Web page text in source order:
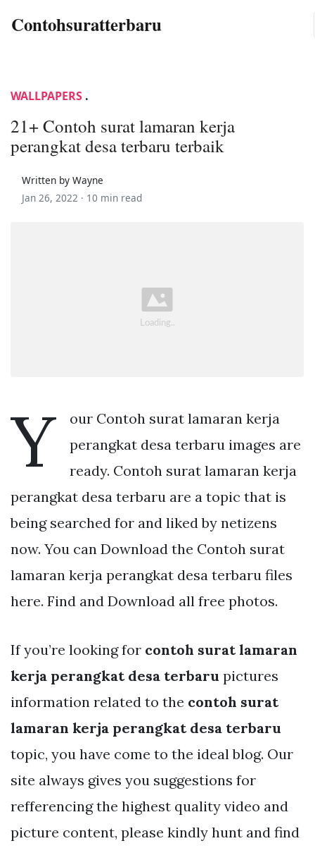
Contohsuratterbaru
WALLPAPERS .
21+ Contoh surat lamaran kerja
perangkat desa terbaru terbaik
Written by Wayne
Jan 26, 2022 · 10 min read
Y
our Contoh surat lamaran kerja
perangkat desa terbaru images are
ready. Contoh surat lamaran kerja
perangkat desa terbaru are a topic that is
being searched for and liked by netizens
now. You can Download the Contoh surat
lamaran kerja perangkat desa terbaru files
here. Find and Download all free photos.
If you’re looking for contoh surat lamaran
kerja perangkat desa terbaru pictures
information related to the contoh surat
lamaran kerja perangkat desa terbaru
topic, you have come to the ideal blog. Our
site always gives you suggestions for
refferencing the highest quality video and
picture content, please kindly hunt and find